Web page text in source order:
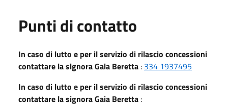
Punti di contatto
In caso di lutto e per il servizio di rilascio concessioni
contattare la signora Gaia Beretta : 334 1937495
In caso di lutto e per il servizio di rilascio concessioni
contattare la signora Gaia Beretta :